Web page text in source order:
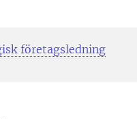
företagsledning